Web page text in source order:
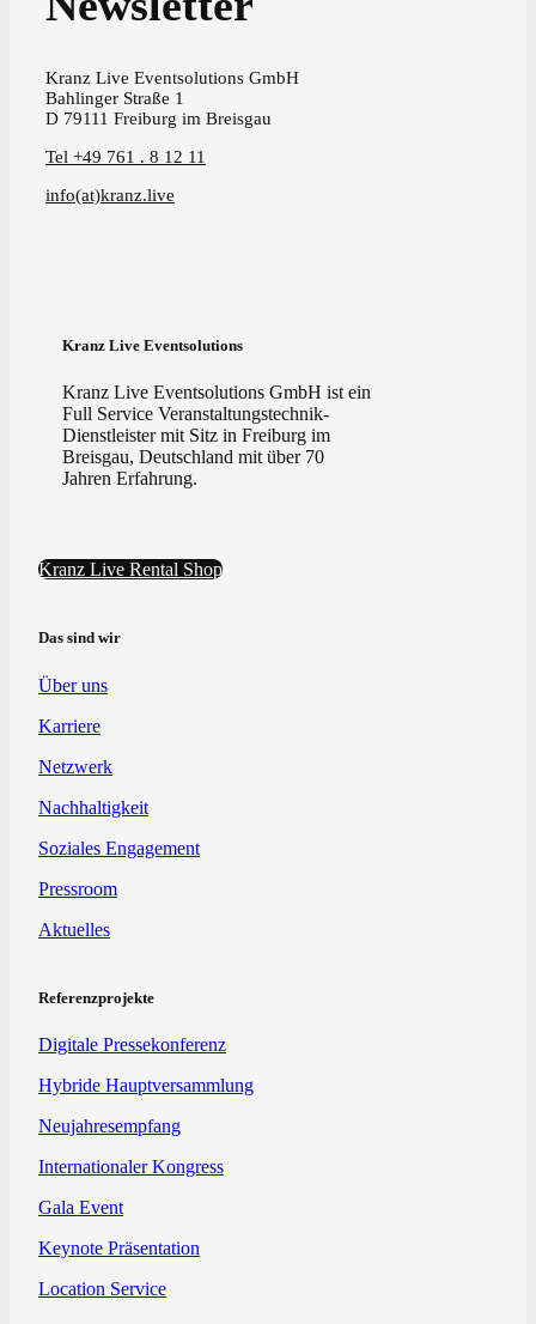
Kranz Live Eventsolutions GmbH
Bahlinger Straße 1
D 79111 Freiburg im Breisgau
Tel +49 761 . 8 12 11
info(at)kranz.live
Kranz Live Eventsolutions
Kranz Live Eventsolutions GmbH ist ein
Full Service Veranstaltungstechnik-
Dienstleister mit Sitz in Freiburg im
Breisgau, Deutschland mit über 70
Jahren Erfahrung.
Kranz Live Rental Shop
Das sind wir
Über uns
Karriere
Netzwerk
Nachhaltigkeit
Soziales Engagement
Pressroom
Aktuelles
Referenzprojekte
Digitale Pressekonferenz
Hybride Hauptversammlung
Neujahresempfang
Internationaler Kongress
Gala Event
Keynote Präsentation
Location Service